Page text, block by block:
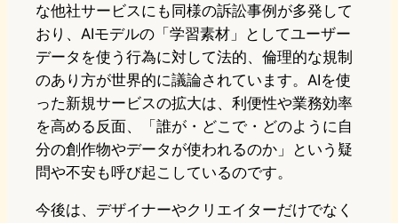
な他社サービスにも同様の訴訟事例が多発して
おり、AIモデルの「学習素材」としてユーザー
データを使う行為に対して法的、倫理的な規制
のあり方が世界的に議論されています。AIを使
った新規サービスの拡大は、利便性や業務効率
を高める反面、「誰が・どこで・どのように自
分の創作物やデータが使われるのか」という疑
問や不安も呼び起こしているのです。
今後は、デザイナーやクリエイターだけでなく